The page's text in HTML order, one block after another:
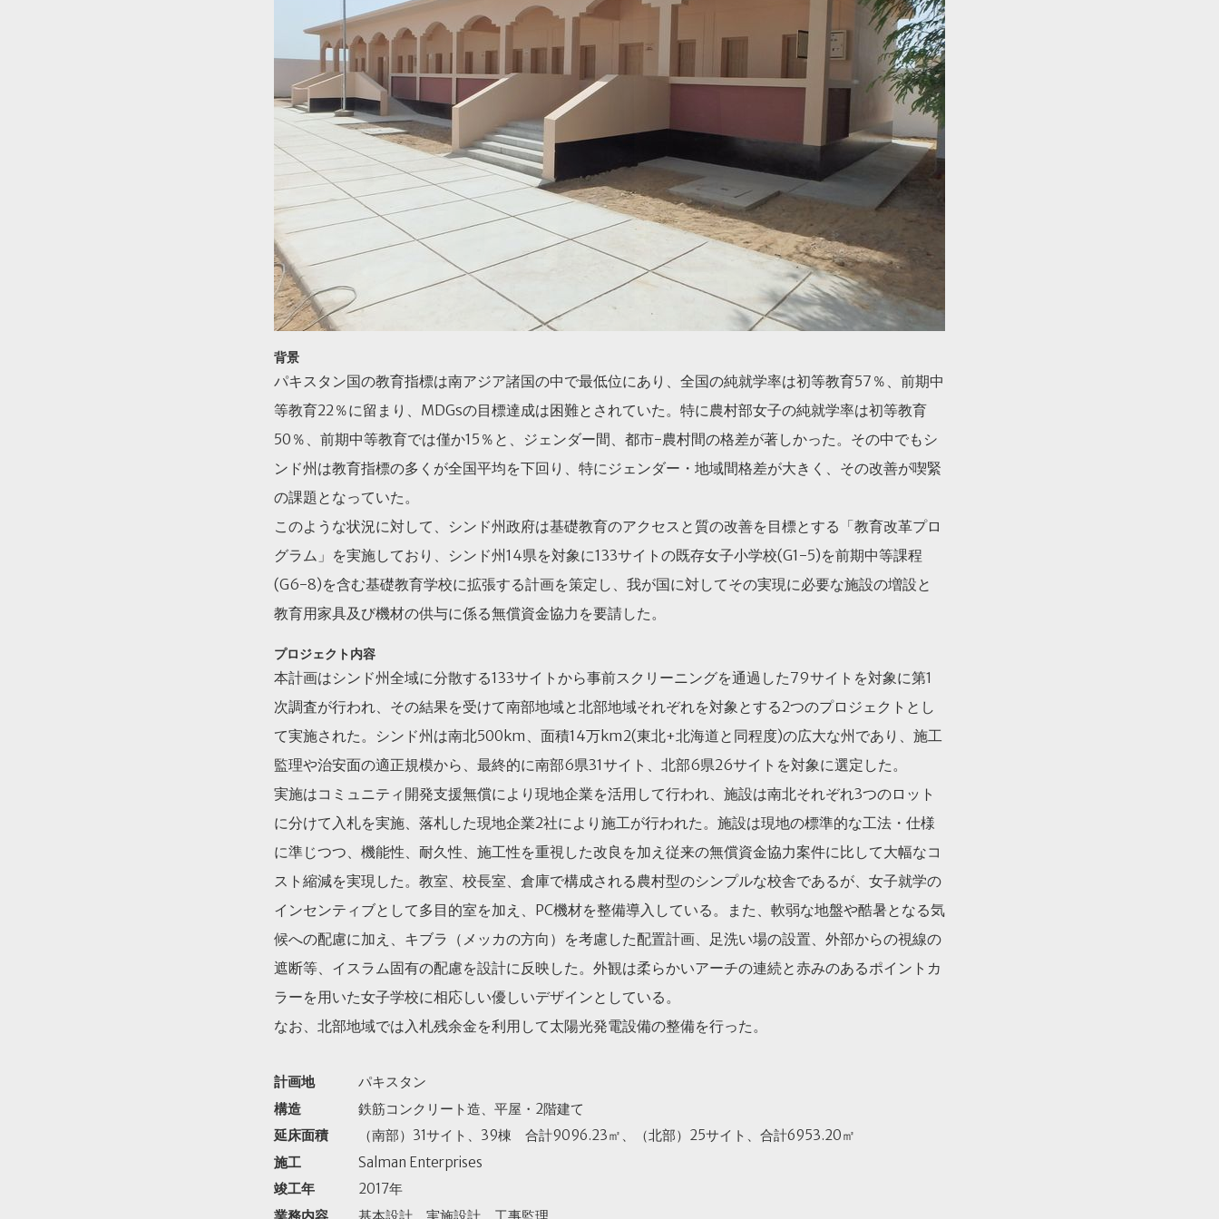
背景
パキスタン国の教育指標は南アジア諸国の中で最低位にあり、全国の純就学率は初等教育57％、前期中
等教育22％に留まり、MDGsの目標達成は困難とされていた。特に農村部女子の純就学率は初等教育
50％、前期中等教育では僅か15％と、ジェンダー間、都市-農村間の格差が著しかった。その中でもシ
ンド州は教育指標の多くが全国平均を下回り、特にジェンダー・地域間格差が大きく、その改善が喫緊
の課題となっていた。
このような状況に対して、シンド州政府は基礎教育のアクセスと質の改善を目標とする「教育改革プロ
グラム」を実施しており、シンド州14県を対象に133サイトの既存女子小学校(G1-5)を前期中等課程
(G6-8)を含む基礎教育学校に拡張する計画を策定し、我が国に対してその実現に必要な施設の増設と
教育用家具及び機材の供与に係る無償資金協力を要請した。
プロジェクト内容
本計画はシンド州全域に分散する133サイトから事前スクリーニングを通過した79サイトを対象に第1
次調査が行われ、その結果を受けて南部地域と北部地域それぞれを対象とする2つのプロジェクトとし
て実施された。シンド州は南北500km、面積14万km2(東北+北海道と同程度)の広大な州であり、施工
監理や治安面の適正規模から、最終的に南部6県31サイト、北部6県26サイトを対象に選定した。
実施はコミュニティ開発支援無償により現地企業を活用して行われ、施設は南北それぞれ3つのロット
に分けて入札を実施、落札した現地企業2社により施工が行われた。施設は現地の標準的な工法・仕様
に準じつつ、機能性、耐久性、施工性を重視した改良を加え従来の無償資金協力案件に比して大幅なコ
スト縮減を実現した。教室、校長室、倉庫で構成される農村型のシンプルな校舎であるが、女子就学の
インセンティブとして多目的室を加え、PC機材を整備導入している。また、軟弱な地盤や酷暑となる気
候への配慮に加え、キブラ（メッカの方向）を考慮した配置計画、足洗い場の設置、外部からの視線の
遮断等、イスラム固有の配慮を設計に反映した。外観は柔らかいアーチの連続と赤みのあるポイントカ
ラーを用いた女子学校に相応しい優しいデザインとしている。
なお、北部地域では入札残余金を利用して太陽光発電設備の整備を行った。
計画地
パキスタン
構造
鉄筋コンクリート造、平屋・2階建て
延床面積
（南部）31サイト、39棟 合計9096.23㎡、（北部）25サイト、合計6953.20㎡
施工
Salman Enterprises
竣工年
2017年
業務内容
基本設計、実施設計、工事監理